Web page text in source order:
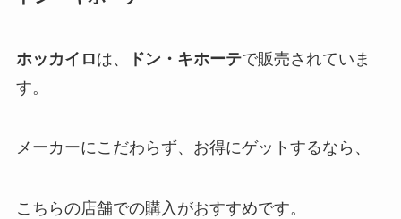
ホッカイロは、 ドン・キホーテで販売されていま
す。
メーカーにこだわらず、お得にゲットするなら、
こちらの店舗での購入がおすすめです。